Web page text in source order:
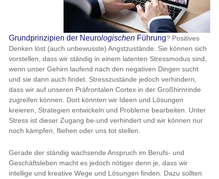
Grundprinzipien der NeurologischenFührung? Positives
Denken löst (auch unbewusste) Angstzustände. Sie können sich
vorstellen, dass wir ständig in einem latenten Stressmodus sind,
wenn unser Gehirn laufend nach den negativen Dingen sucht
und sie dann auch findet. Stresszustände jedoch verhindern,
dass wir auf unseren Präfrontalen Cortex in der Großhirnrinde
zugreifen können. Dort könnten wir Ideen und Lösungen
kreieren, Strategien entwickeln und Probleme bearbeiten. Unter
Stress ist dieser Zugang be-und verhindert und wir können nur
noch kämpfen, fliehen oder uns tot stellen.
Gerade der ständig wachsende Anspruch im Berufs- und
Geschäftsleben macht es jedoch nötiger denn je, dass wir
intellige und kreative Wege und Lösungen finden. Dazu sollten